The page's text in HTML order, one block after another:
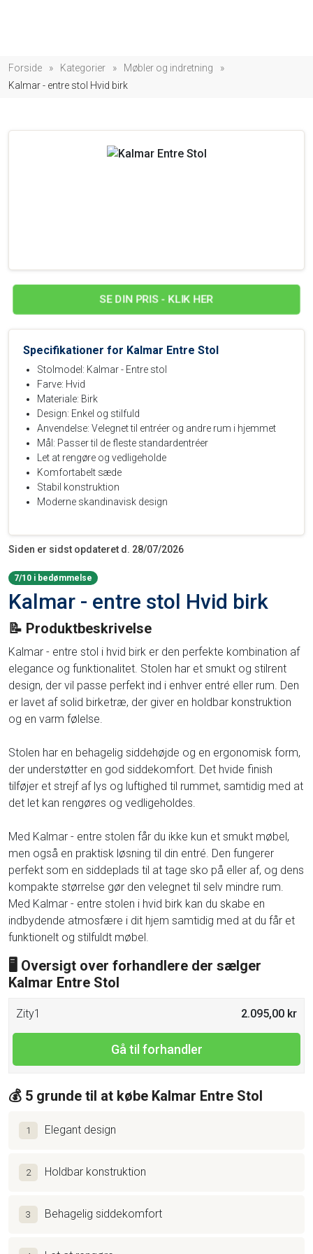
Forside » Kategorier » Møbler og indretning
»
Kalmar - entre stol Hvid birk
SE DIN PRIS - KLIK HER
Specifikationer for Kalmar Entre Stol
Stolmodel: Kalmar - Entre stol
Farve: Hvid
Materiale: Birk
Design: Enkel og stilfuld
Anvendelse: Velegnet til entréer og andre rum i hjemmet
Mål: Passer til de fleste standardentréer
Let at rengøre og vedligeholde
Komfortabelt sæde
Stabil konstruktion
Moderne skandinavisk design
Siden er sidst opdateret d. 28/07/2026
7/10 i bedømmelse
Kalmar - entre stol Hvid birk
📝 Produktbeskrivelse
Kalmar - entre stol i hvid birk er den perfekte kombination af
elegance og funktionalitet. Stolen har et smukt og stilrent
design, der vil passe perfekt ind i enhver entré eller rum. Den
er lavet af solid birketræ, der giver en holdbar konstruktion
og en varm følelse.
Stolen har en behagelig siddehøjde og en ergonomisk form,
der understøtter en god siddekomfort. Det hvide finish
tilføjer et strejf af lys og luftighed til rummet, samtidig med at
det let kan rengøres og vedligeholdes.
Med Kalmar - entre stolen får du ikke kun et smukt møbel,
men også en praktisk løsning til din entré. Den fungerer
perfekt som en siddeplads til at tage sko på eller af, og dens
kompakte størrelse gør den velegnet til selv mindre rum.
Med Kalmar - entre stolen i hvid birk kan du skabe en
indbydende atmosfære i dit hjem samtidig med at du får et
funktionelt og stilfuldt møbel.
🖥 Oversigt over forhandlere der sælger
Kalmar Entre Stol
Zity1 2.095,00 kr
Gå til forhandler
💰 5 grunde til at købe Kalmar Entre Stol
1 Elegant design
2 Holdbar konstruktion
3 Behagelig siddekomfort